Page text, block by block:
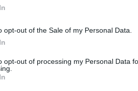
opt-out of the Sale of my Personal Data.
opt-out of processing my Personal Data
contiene un alimento sia bene
è che è più pratico
è indicato. E, cosa molto
dai suoi benefici per la